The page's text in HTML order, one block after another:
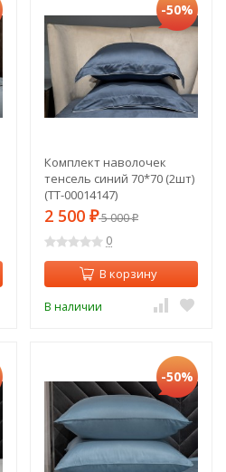
-50%
Комплект наволочек
тенсель синий 70*70 (2шт)
(TT-00014147)
2 500 ₽5 000₽
0
В корзину
В наличии
-50%